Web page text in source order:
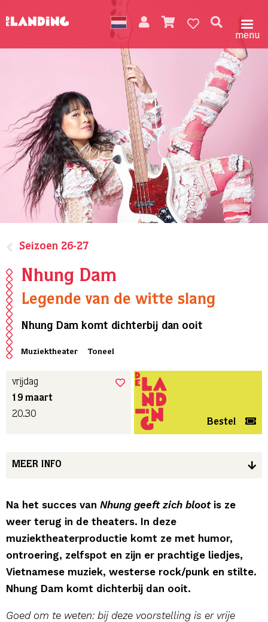
menu
Seizoen 26-27
Nhung Dam
Legende van de witte slang
Nhung Dam komt dichterbij dan ooit
Muziektheater Toneel
vrijdag
19 maart
20.30
Bestel
MEER INFO
Na het succes van Nhung geeft zich blootis ze
weer terug in de theaters. In deze
muziektheaterproductie komt ze met humor,
ontroering, zelfspot en zijn er prachtige liedjes,
Vietnamese muziek, westerse rock/punk en stilte.
Nhung Dam komt dichterbij dan ooit.
Goed om te weten: bij deze voorstelling is er vrije